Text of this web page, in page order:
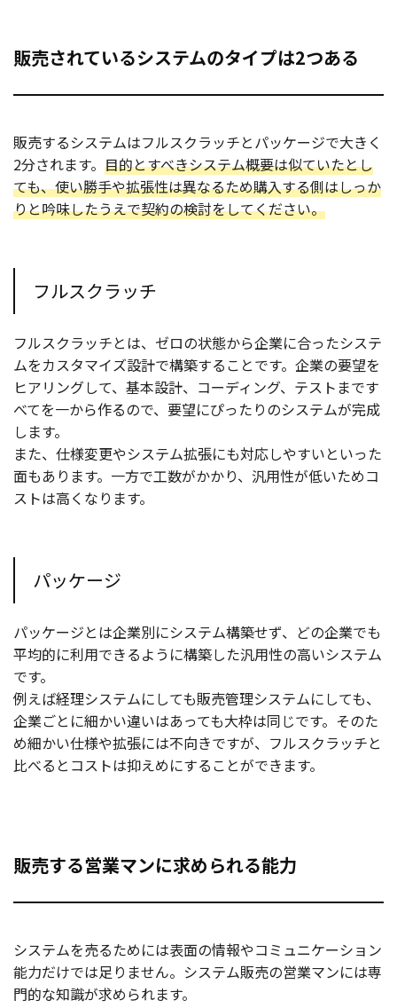
販売されているシステムのタイプは2つある
販売するシステムはフルスクラッチとパッケージで大きく
2分されます。 目的とすべきシステム概要は似ていたとし
ても、使い勝手や拡張性は異なるため購入する側はしっか
りと吟味したうえで契約の検討をしてください。
フルスクラッチ
フルスクラッチとは、ゼロの状態から企業に合ったシステ
ムをカスタマイズ設計で構築することです。企業の要望を
ヒアリングして、基本設計、コーディング、テストまです
べてを一から作るので、要望にぴったりのシステムが完成
します。
また、仕様変更やシステム拡張にも対応しやすいといった
面もあります。一方で工数がかかり、汎用性が低いためコ
ストは高くなります。
パッケージ
パッケージとは企業別にシステム構築せず、どの企業でも
平均的に利用できるように構築した汎用性の高いシステム
です。
例えば経理システムにしても販売管理システムにしても、
企業ごとに細かい違いはあっても大枠は同じです。そのた
め細かい仕様や拡張には不向きですが、フルスクラッチと
比べるとコストは抑えめにすることができます。
販売する営業マンに求められる能力
システムを売るためには表面の情報やコミュニケーション
能力だけでは足りません。システム販売の営業マンには専
門的な知識が求められます。